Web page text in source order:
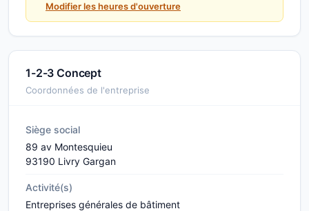
Modifier les heures d'ouverture
1-2-3 Concept
Coordonnées de l'entreprise
Siège social
89 av Montesquieu
93190 Livry Gargan
Activité(s)
Entreprises générales de bâtiment